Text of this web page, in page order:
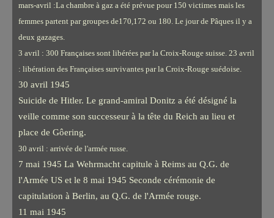
mars-avril :La chambre à gaz a été prévue pour 150 victimes mais les
femmes partent par groupes de170,172 ou 180. Le jour de Pâques il y a
deux gazages.
3 avril : 300 Françaises sont libérées par la Croix-Rouge suisse. 23 avril
: libération des Françaises survivantes par la Croix-Rouge suédoise.
30 avril 1945
Suicide de Hitler. Le grand-amiral Donitz a été désigné la
veille comme son successeur à la tête du Reich au lieu et
place de Gôering.
30 avril : arrivée de l'armée russe.
7 mai 1945 La Wehrmacht capitule à Reims au Q.G. de
l'Armée US et le 8 mai 1945 Seconde cérémonie de
capitulation à Berlin, au Q.G. de l'Armée rouge.
11 mai 1945